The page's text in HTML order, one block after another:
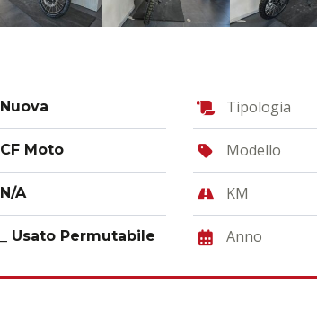
Nuova Tipologia
CF Moto Modello
N/A KM
_ Usato Permutabile Anno